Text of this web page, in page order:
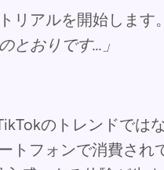
リアルを開始します
とおりです...」
のトレンドでは
トフォンで消費され